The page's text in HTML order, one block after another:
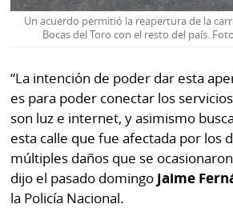
Un acuerdo permitió la reapertura de la
Bocas del Toro con el resto del país.
“La intención de poder dar esta
es para poder conectar los
son luz e internet, y asimismo
esta calle que fue afectada por los
múltiples daños que se
dijo el pasado domingo Jaime
la Policía Nacional.